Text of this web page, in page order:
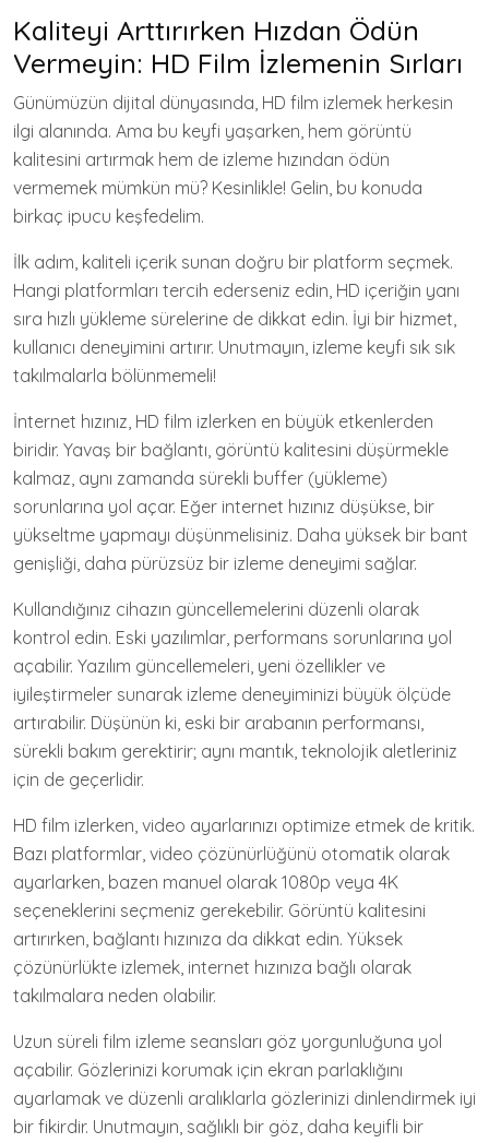
Kaliteyi Arttırırken Hızdan Ödün
Vermeyin: HD Film İzlemenin Sırları
Günümüzün dijital dünyasında, HD film izlemek herkesin
ilgi alanında. Ama bu keyfi yaşarken, hem görüntü
kalitesini artırmak hem de izleme hızından ödün
vermemek mümkün mü? Kesinlikle! Gelin, bu konuda
birkaç ipucu keşfedelim.
İlk adım, kaliteli içerik sunan doğru bir platform seçmek.
Hangi platformları tercih ederseniz edin, HD içeriğin yanı
sıra hızlı yükleme sürelerine de dikkat edin. İyi bir hizmet,
kullanıcı deneyimini artırır. Unutmayın, izleme keyfi sık sık
takılmalarla bölünmemeli!
İnternet hızınız, HD film izlerken en büyük etkenlerden
biridir. Yavaş bir bağlantı, görüntü kalitesini düşürmekle
kalmaz, aynı zamanda sürekli buffer (yükleme)
sorunlarına yol açar. Eğer internet hızınız düşükse, bir
yükseltme yapmayı düşünmelisiniz. Daha yüksek bir bant
genişliği, daha pürüzsüz bir izleme deneyimi sağlar.
Kullandığınız cihazın güncellemelerini düzenli olarak
kontrol edin. Eski yazılımlar, performans sorunlarına yol
açabilir. Yazılım güncellemeleri, yeni özellikler ve
iyileştirmeler sunarak izleme deneyiminizi büyük ölçüde
artırabilir. Düşünün ki, eski bir arabanın performansı,
sürekli bakım gerektirir; aynı mantık, teknolojik aletleriniz
için de geçerlidir.
HD film izlerken, video ayarlarınızı optimize etmek de kritik.
Bazı platformlar, video çözünürlüğünü otomatik olarak
ayarlarken, bazen manuel olarak 1080p veya 4K
seçeneklerini seçmeniz gerekebilir. Görüntü kalitesini
artırırken, bağlantı hızınıza da dikkat edin. Yüksek
çözünürlükte izlemek, internet hızınıza bağlı olarak
takılmalara neden olabilir.
Uzun süreli film izleme seansları göz yorgunluğuna yol
açabilir. Gözlerinizi korumak için ekran parlaklığını
ayarlamak ve düzenli aralıklarla gözlerinizi dinlendirmek iyi
bir fikirdir. Unutmayın, sağlıklı bir göz, daha keyifli bir